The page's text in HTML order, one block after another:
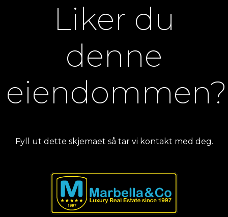
Liker du
denne
eiendommen?
Fyll ut dette skjemaet så tar vi kontakt med deg.